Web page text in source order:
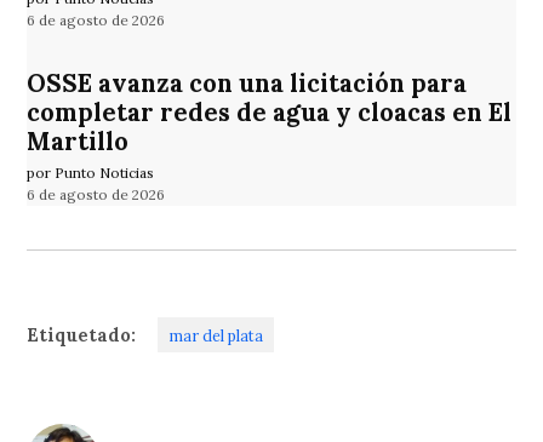
6 de agosto de 2026
OSSE avanza con una licitación para
completar redes de agua y cloacas en El
Martillo
por Punto Noticias
6 de agosto de 2026
Etiquetado: mar del plata